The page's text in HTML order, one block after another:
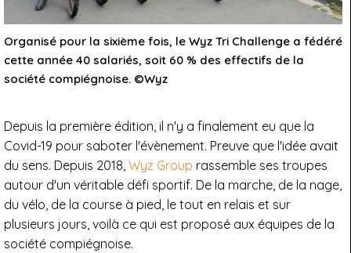
Organisé pour la sixième fois, le Wyz Tri Challenge a fédéré
cette année 40 salariés, soit 60 % des effectifs de la
société compiégnoise. ©Wyz
Depuis la première édition, il n'y a finalement eu que la
Covid-19 pour saboter l'évènement. Preuve que l'idée avait
du sens. Depuis 2018, Wyz Group rassemble ses troupes
autour d'un véritable défi sportif. De la marche, de la nage,
du vélo, de la course à pied, le tout en relais et sur
plusieurs jours, voilà ce qui est proposé aux équipes de la
société compiégnoise.